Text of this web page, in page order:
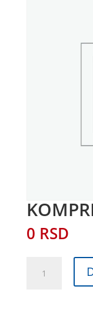
0 RSD